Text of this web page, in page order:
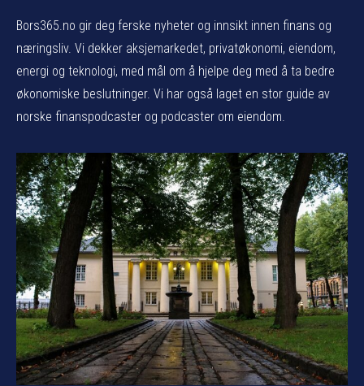
Bors365.no gir deg ferske nyheter og innsikt innen finans og
næringsliv. Vi dekker aksjemarkedet, privatøkonomi, eiendom,
energi og teknologi, med mål om å hjelpe deg med å ta bedre
økonomiske beslutninger. Vi har også laget en stor guide av
norske finanspodcaster og podcaster om eiendom.